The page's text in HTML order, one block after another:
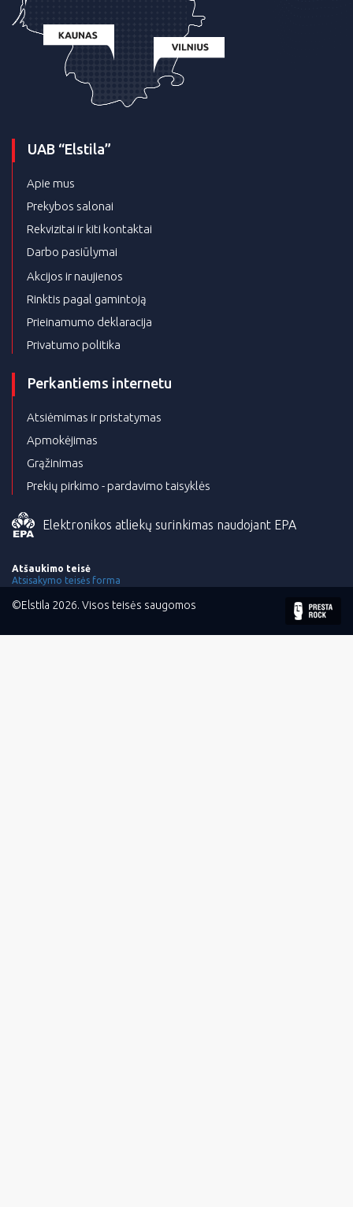
UAB “Elstila”
Apie mus
Prekybos salonai
Rekvizitai ir kiti kontaktai
Darbo pasiūlymai
Akcijos ir naujienos
Rinktis pagal gamintoją
Prieinamumo deklaracija
Privatumo politika
Perkantiems internetu
Atsiėmimas ir pristatymas
Apmokėjimas
Grąžinimas
Prekių pirkimo - pardavimo taisyklės
Elektronikos atliekų surinkimas naudojant EPA
Atšaukimo teisė
Atsisakymo teisės forma
©Elstila 2026. Visos teisės saugomos